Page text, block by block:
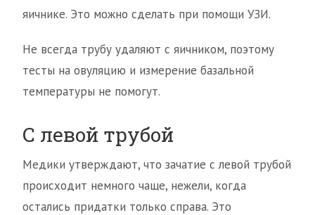
яичнике. Это можно сделать при помощи УЗИ.
Не всегда трубу удаляют с яичником, поэтому
тесты на овуляцию и измерение базальной
температуры не помогут.
С левой трубой
Медики утверждают, что зачатие с левой трубой
происходит немного чаще, нежели, когда
остались придатки только справа. Это